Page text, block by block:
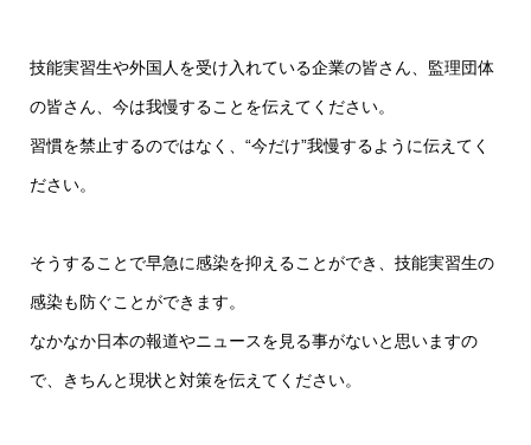
技能実習生や外国人を受け入れている企業の皆さん、監理団体
の皆さん、今は我慢することを伝えてください。
習慣を禁止するのではなく、“今だけ”我慢するように伝えてく
ださい。
そうすることで早急に感染を抑えることができ、技能実習生の
感染も防ぐことができます。
なかなか日本の報道やニュースを見る事がないと思いますの
で、きちんと現状と対策を伝えてください。